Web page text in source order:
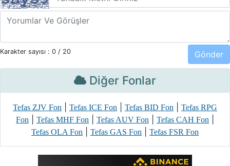
Karakter sayısı : 0 / 20
Diğer Fonlar
Tefas ZJV Fon Tefas ICE Fon Tefas BID Fon
Tefas RPG
Fon
Tefas MHF Fon Tefas AUV Fon Tefas CAH Fon
Tefas OLA Fon Tefas GAS Fon Tefas FSR Fon